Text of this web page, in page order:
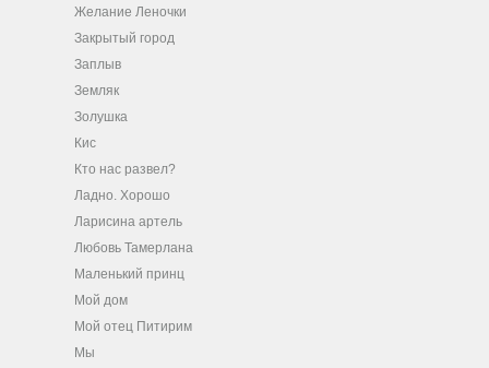
Желание Леночки
Закрытый город
Заплыв
Земляк
Золушка
Кис
Кто нас развел?
Ладно. Хорошо
Ларисина артель
Любовь Тамерлана
Маленький принц
Мой дом
Мой отец Питирим
Мы